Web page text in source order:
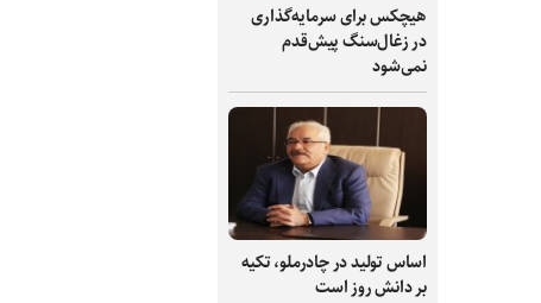
هیچکس برای سرمایه‌گذاری
در زغال‌سنگ پیش‌قدم
نمی‌شود
اساس تولید در چادرملو، تکیه
بر دانش‌ روز است